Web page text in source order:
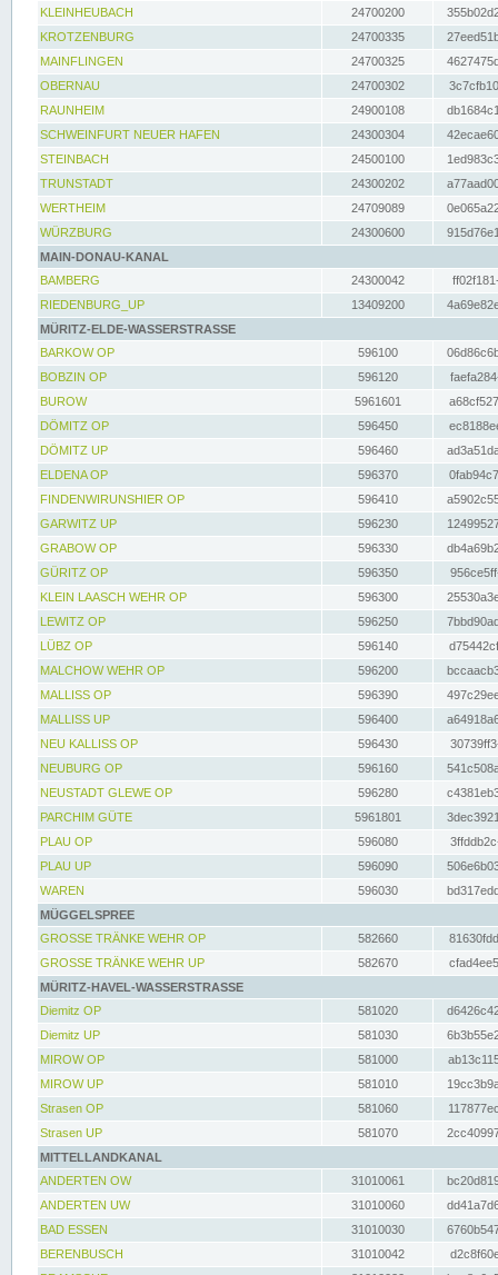
KLEINHEUBACH 24700200
KROTZENBURG
24700335
MAINFLINGEN
24700325
OBERNAU
24700302
RAUNHEIM
24900108
SCHWEINFURT NEUER HAFEN
24300304
STEINBACH
24500100
TRUNSTADT
24300202
WERTHEIM
24709089
WÜRZBURG
24300600
MAIN-DONAU-KANAL
BAMBERG
24300042
RIEDENBURG_UP
13409200
MÜRITZ-ELDE-WASSERSTRASSE
BARKOW OP
596100
BOBZIN OP
596120
BUROW
5961601
DÖMITZ OP
596450
DÖMITZ UP
596460
ELDENA OP
596370
FINDENWIRUNSHIER OP
596410
GARWITZ UP
596230
GRABOW OP
596330
GÜRITZ OP
596350
KLEIN LAASCH WEHR OP
596300
LEWITZ OP
596250
LÜBZ OP
596140
MALCHOW WEHR OP
596200
MALLISS OP
596390
MALLISS UP
596400
NEU KALLISS OP
596430
NEUBURG OP
596160
NEUSTADT GLEWE OP
596280
PARCHIM GÜTE
5961801
PLAU OP
596080
PLAU UP
596090
WAREN
596030
MÜGGELSPREE
GROSSE TRÄNKE WEHR OP
582660
GROSSE TRÄNKE WEHR UP
582670
MÜRITZ-HAVEL-WASSERSTRASSE
Diemitz OP
581020
Diemitz UP
581030
MIROW OP
581000
MIROW UP
581010
Strasen OP
581060
Strasen UP
581070
MITTELLANDKANAL
ANDERTEN OW
31010061
ANDERTEN UW
31010060
BAD ESSEN
31010030
BERENBUSCH
31010042